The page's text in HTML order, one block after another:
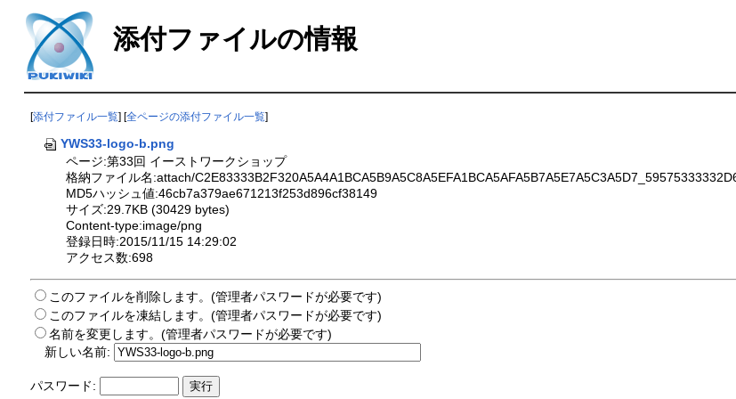
添付ファイルの情報
[添付ファイル一覧] [全ページの添付ファイル一覧]
YWS33-logo-b.png
ページ:第33回 イーストワークショップ
格納ファイル名:attach/
MD5ハッシュ値:46cb7a379ae671213f253d896cf38149
サイズ:29.7KB (30429 bytes)
Content-type:image/png
登録日時:2015/11/15 14:29:02
アクセス数:698
このファイルを削除します。(管理者パスワードが必要です)
このファイルを凍結します。(管理者パスワードが必要です)
名前を変更します。(管理者パスワードが必要です)
新しい名前:
パスワード: